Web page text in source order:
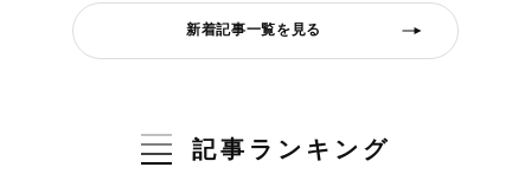
新着記事一覧を見る
記事ランキング